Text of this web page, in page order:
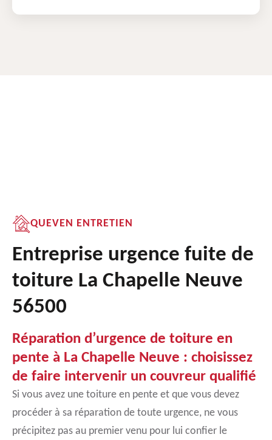
QUEVEN ENTRETIEN
Entreprise urgence fuite de
toiture La Chapelle Neuve
56500
Réparation d’urgence de toiture en
pente à La Chapelle Neuve : choisissez
de faire intervenir un couvreur qualifié
Si vous avez une toiture en pente et que vous devez
procéder à sa réparation de toute urgence, ne vous
précipitez pas au premier venu pour lui confier le